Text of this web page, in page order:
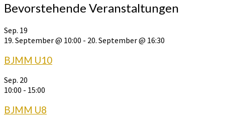
Bevorstehende Veranstaltungen
Sep. 19
19. September @ 10:00 - 20. September @ 16:30
BJMM U10
Sep. 20
10:00 - 15:00
BJMM U8